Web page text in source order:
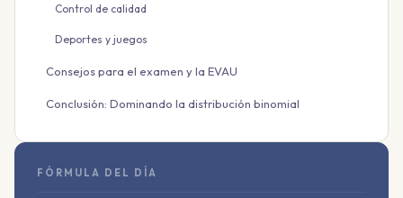
Control de calidad
Deportes y juegos
Consejos para el examen y la EVAU
Conclusión: Dominando la distribución binomial
FÓRMULA DEL DÍA